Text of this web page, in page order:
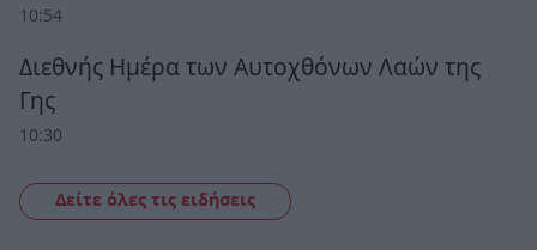
10:54
Διεθνής Ημέρα των Αυτοχθόνων Λαών της
Γης
10:30
Δείτε όλες τις ειδήσεις